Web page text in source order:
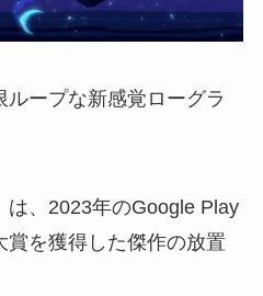
ループな新感覚ローグラ
は、2023年のGoogle Play
を獲得した傑作の放置